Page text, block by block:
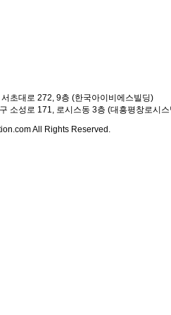
초대로 272, 9층 (한국아이비에스빌딩)
소성로 171, 로시스동 3층 (대흥평창로시
All Rights Reserved.